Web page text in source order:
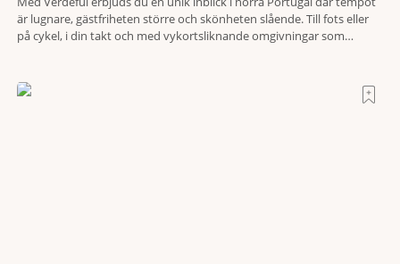
är lugnare, gästfriheten större och skönheten slående. Till fots eller
på cykel, i din takt och med vykortsliknande omgivningar som
travel när det